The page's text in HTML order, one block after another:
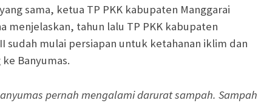
sama, ketua TP PKK kabupaten Manggarai
menjelaskan, tahun lalu TP PKK kabupaten
sudah mulai persiapan untuk ketahanan iklim dan
Banyumas.
pernah mengalami darurat sampah. Sampah